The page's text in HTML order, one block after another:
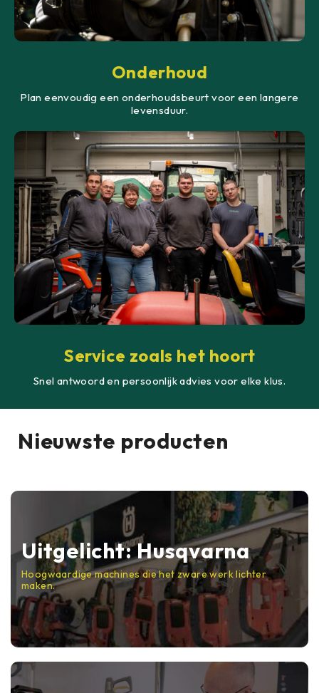
Onderhoud
Plan eenvoudig een onderhoudsbeurt voor een langere
levensduur.
Service zoals het hoort
Snel antwoord en persoonlijk advies voor elke klus.
Nieuwste producten
Uitgelicht: Husqvarna
Hoogwaardige machines die het zware werk lichter
maken.